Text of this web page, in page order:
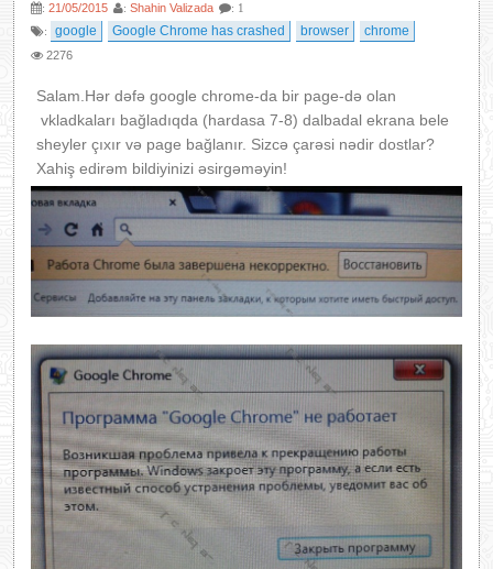
IT LÜĞƏT
: 21/05/2015 : Shahin Valizada
: 1
:
google Google Chrome has crashed browser chrome
2276
Salam.Hər dəfə google chrome-da bir page-də olan
vkladkaları bağladıqda (hardasa 7-8) dalbadal ekrana bele
sheyler çıxır və page bağlanır. Sizcə çarəsi nədir dostlar?
Xahiş edirəm bildiyinizi əsirgəməyin!